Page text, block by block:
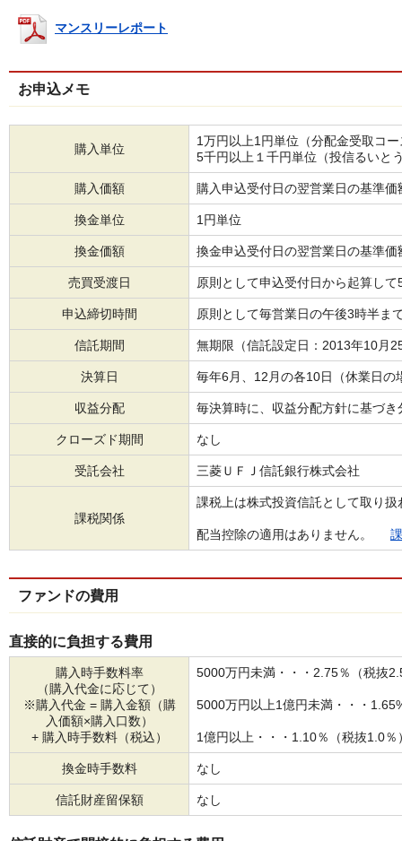
マンスリーレポート
お申込メモ
購入単位
1万円以上1円単位（分配金受取コー
5千円以上１千円単位（投信るいと
購入価額 購入申込受付日の翌営業日の基準価
換金単位 1円単位
換金価額 換金申込受付日の翌営業日の基準価
売買受渡日 原則として申込受付日から起算して
申込締切時間 原則として毎営業日の午後3時半ま
信託期間 無期限（信託設定日：2013年10月
決算日 毎年6月、12月の各10日（休業日の
収益分配 毎決算時に、収益分配方針に基づき
クローズド期間 なし
受託会社 三菱ＵＦＪ信託銀行株式会社
課税関係
課税上は株式投資信託として取り扱
配当控除の適用はありません。
ファンドの費用
直接的に負担する費用
購入時手数料率
（購入代金に応じて）
※購入代金 = 購入金額（購
入価額×購入口数）
+ 購入時手数料（税込）
5000万円未満・・・2.75％（税抜
5000万円以上1億円未満・・・
1億円以上・・・1.10％（税抜1.0％
換金時手数料 なし
信託財産留保額 なし